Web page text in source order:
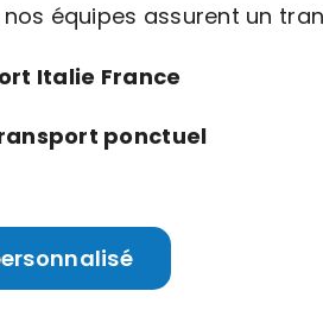
équipes assurent un
Italie France
ponctuel